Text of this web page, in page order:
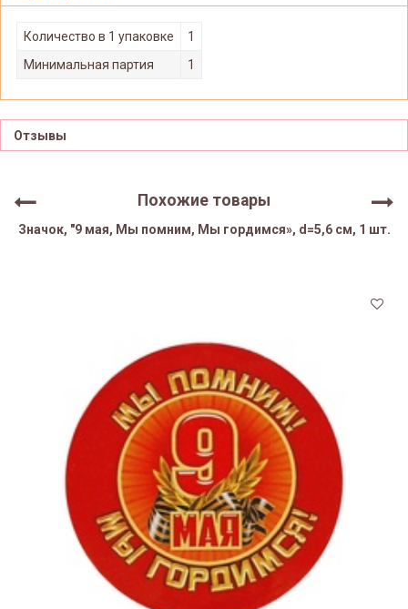
Количество в 1 упаковке
1
Минимальная партия
1
Отзывы
Похожие товары
Значок, "9 мая, Мы помним, Мы гордимся», d=5,6 см, 1 шт.